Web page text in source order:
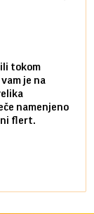
tokom
je na
namenjeno
flert.